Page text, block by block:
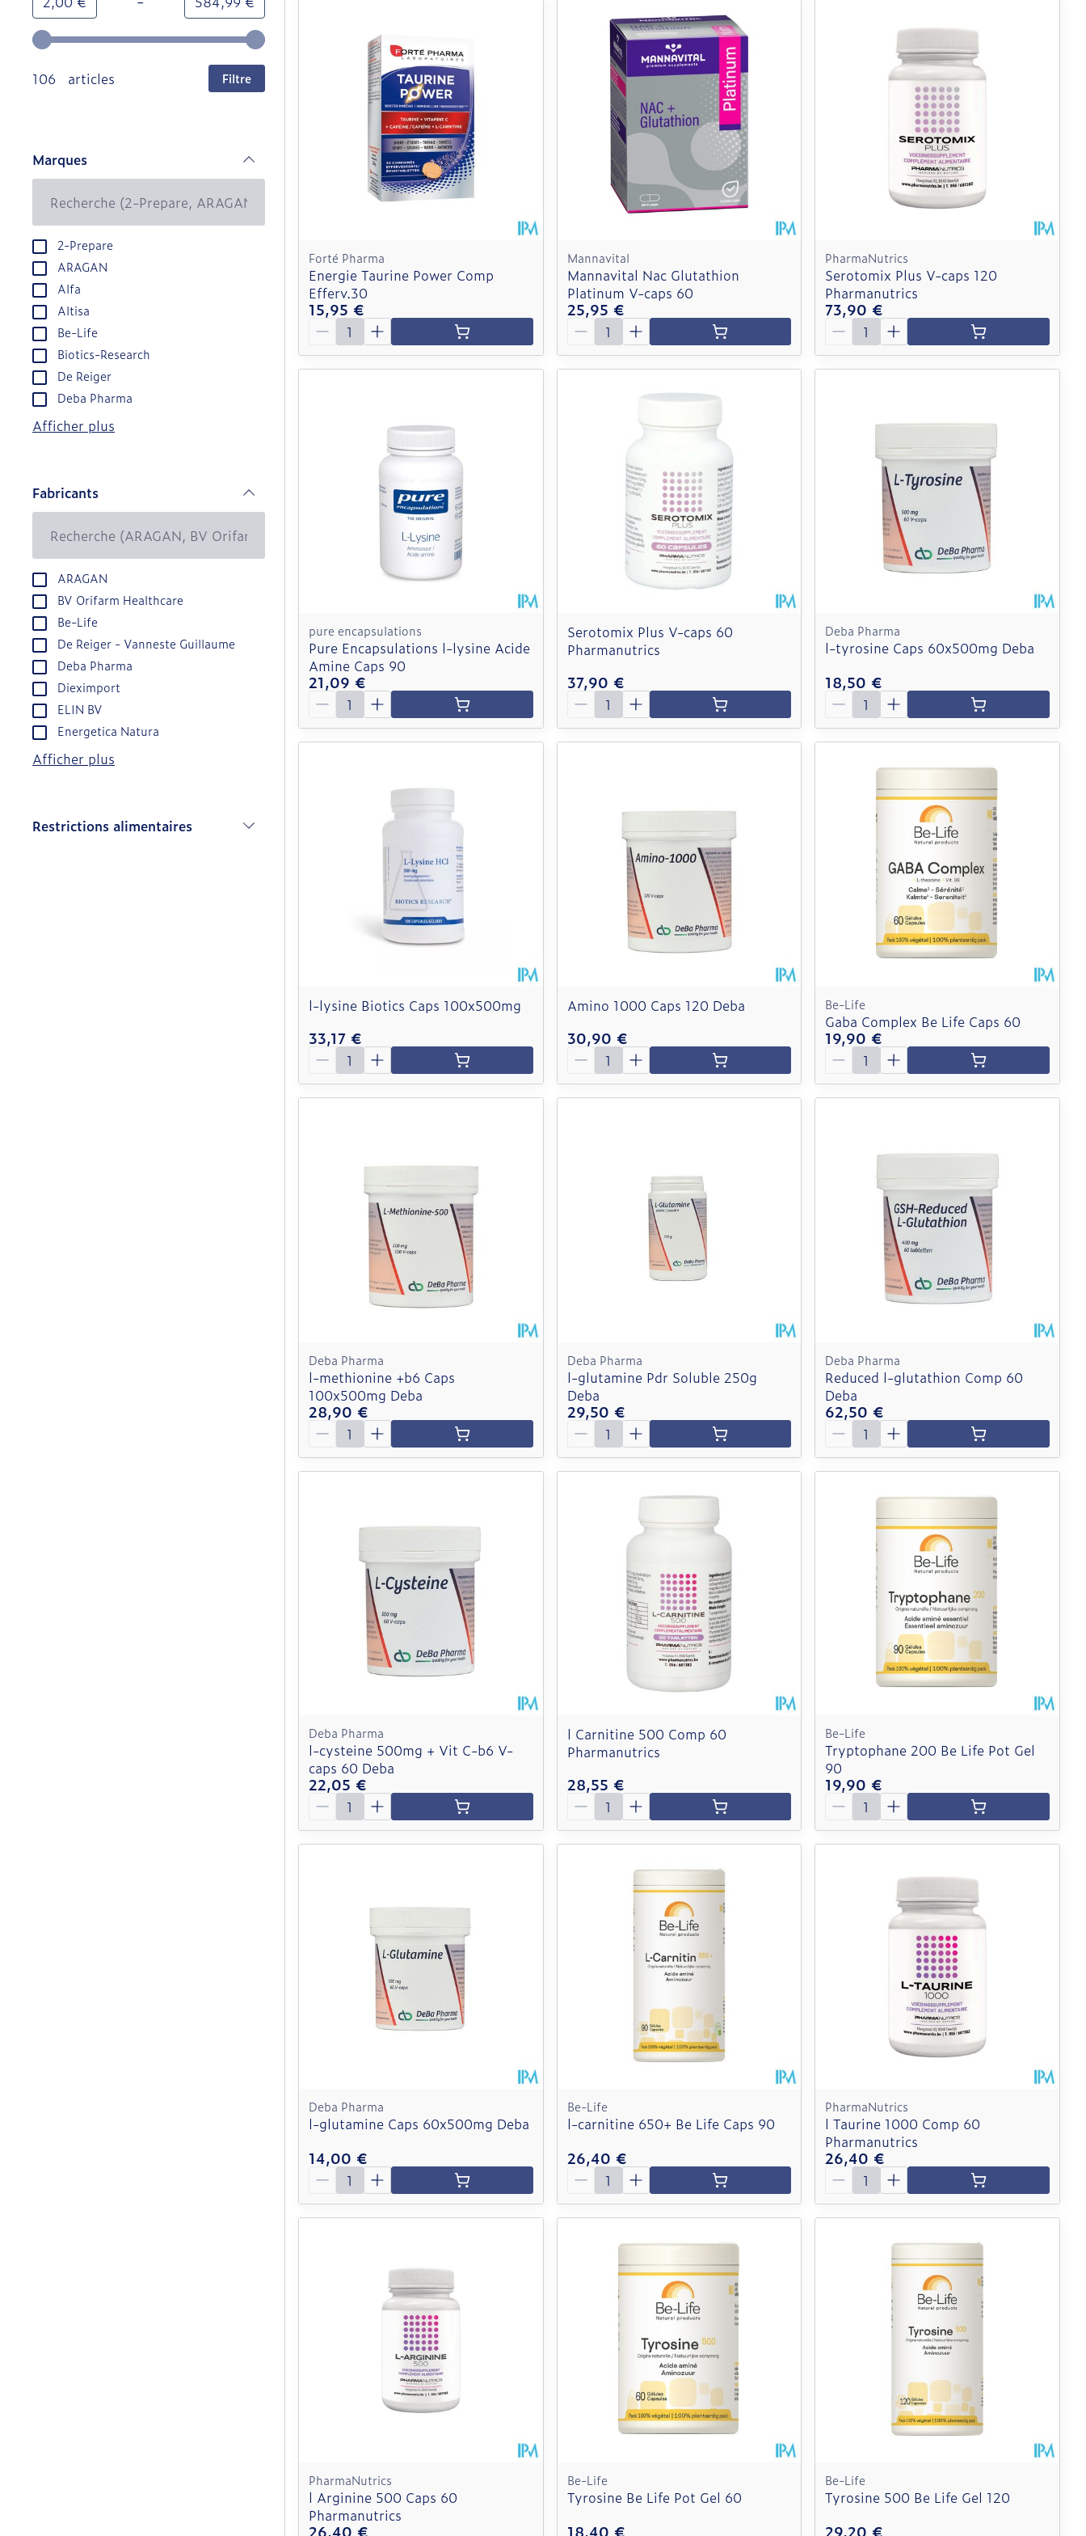
Utilisez les touches fléchées gauche et droite pour ajuster les valeurs minimales et maximales du prix.
106 articles
Filtre
Marques
filter
2-Prepare
ARAGAN
Alfa
Altisa
Be-Life
Biotics-Research
De Reiger
Deba Pharma
Afficher plus
Fabricants
filter
ARAGAN
BV Orifarm Healthcare
Be-Life
De Reiger - Vanneste Guillaume
Deba Pharma
Dieximport
ELIN BV
Energetica Natura
Afficher plus
Restrictions alimentaires
Forté Pharma
Energie Taurine Power Comp
Efferv.30
15,95 €
Quantité
Mannavital
Mannavital Nac Glutathion
Platinum V-caps 60
25,95 €
Quantité
PharmaNutrics
Serotomix Plus V-caps 120
Pharmanutrics
73,90 €
Quantité
pure encapsulations
Pure Encapsulations l-lysine Acide
Amine Caps 90
21,09 €
Quantité
Serotomix Plus V-caps 60
Pharmanutrics
37,90 €
Quantité
Deba Pharma
l-tyrosine Caps 60x500mg Deba
18,50 €
Quantité
l-lysine Biotics Caps 100x500mg
33,17 €
Quantité
Amino 1000 Caps 120 Deba
30,90 €
Quantité
Be-Life
Gaba Complex Be Life Caps 60
19,90 €
Quantité
Deba Pharma
l-methionine +b6 Caps
100x500mg Deba
28,90 €
Quantité
Deba Pharma
l-glutamine Pdr Soluble 250g
Deba
29,50 €
Quantité
Deba Pharma
Reduced l-glutathion Comp 60
Deba
62,50 €
Quantité
Deba Pharma
l-cysteine 500mg + Vit C-b6 V-
caps 60 Deba
22,05 €
Quantité
l Carnitine 500 Comp 60
Pharmanutrics
28,55 €
Quantité
Be-Life
Tryptophane 200 Be Life Pot Gel
90
19,90 €
Quantité
Deba Pharma
l-glutamine Caps 60x500mg Deba
14,00 €
Quantité
Be-Life
l-carnitine 650+ Be Life Caps 90
26,40 €
Quantité
PharmaNutrics
l Taurine 1000 Comp 60
Pharmanutrics
26,40 €
Quantité
PharmaNutrics
l Arginine 500 Caps 60
Pharmanutrics
26,40 €
Be-Life
Tyrosine Be Life Pot Gel 60
18,40 €
Be-Life
Tyrosine 500 Be Life Gel 120
29,20 €